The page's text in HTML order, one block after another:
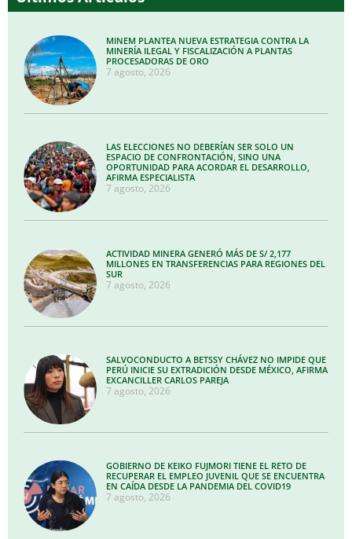
MINEM PLANTEA NUEVA ESTRATEGIA CONTRA LA
MINERÍA ILEGAL Y FISCALIZACIÓN A PLANTAS
PROCESADORAS DE ORO
7 agosto, 2026
LAS ELECCIONES NO DEBERÍAN SER SOLO UN
ESPACIO DE CONFRONTACIÓN, SINO UNA
OPORTUNIDAD PARA ACORDAR EL DESARROLLO,
AFIRMA ESPECIALISTA
7 agosto, 2026
ACTIVIDAD MINERA GENERÓ MÁS DE S/ 2,177
MILLONES EN TRANSFERENCIAS PARA REGIONES DEL
SUR
7 agosto, 2026
SALVOCONDUCTO A BETSSY CHÁVEZ NO IMPIDE QUE
PERÚ INICIE SU EXTRADICIÓN DESDE MÉXICO, AFIRMA
EXCANCILLER CARLOS PAREJA
7 agosto, 2026
GOBIERNO DE KEIKO FUJMORI TIENE EL RETO DE
RECUPERAR EL EMPLEO JUVENIL QUE SE ENCUENTRA
EN CAÍDA DESDE LA PANDEMIA DEL COVID19
7 agosto, 2026